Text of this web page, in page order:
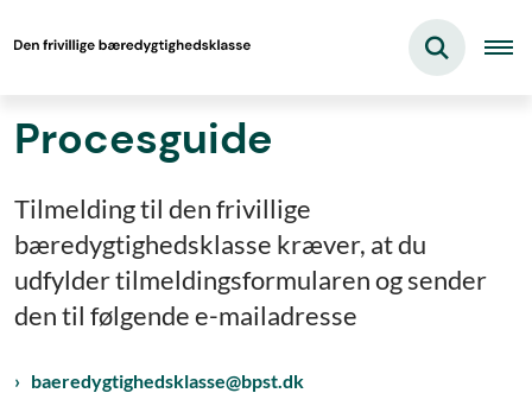
Procesguide
Tilmelding til den frivillige
bæredygtighedsklasse kræver, at du
udfylder tilmeldingsformularen og sender
den til følgende e-mailadresse
baeredygtighedsklasse@bpst.dk